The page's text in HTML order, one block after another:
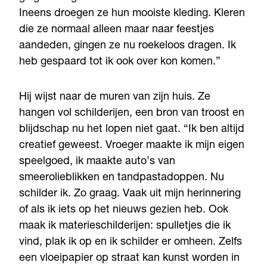
Ineens droegen ze hun mooiste kleding. Kleren
die ze normaal alleen maar naar feestjes
aandeden, gingen ze nu roekeloos dragen. Ik
heb gespaard tot ik ook over kon komen.”
Hij wijst naar de muren van zijn huis. Ze
hangen vol schilderijen, een bron van troost en
blijdschap nu het lopen niet gaat. “Ik ben altijd
creatief geweest. Vroeger maakte ik mijn eigen
speelgoed, ik maakte auto’s van
smeerolieblikken en tandpastadoppen. Nu
schilder ik. Zo graag. Vaak uit mijn herinnering
of als ik iets op het nieuws gezien heb. Ook
maak ik materieschilderijen: spulletjes die ik
vind, plak ik op en ik schilder er omheen. Zelfs
een vloeipapier op straat kan kunst worden in